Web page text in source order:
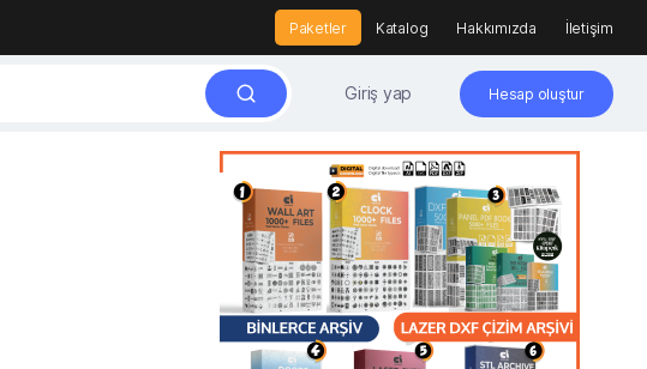
Paketler Katalog Hakkımızda İletişim
Giriş yap Hesap oluştur